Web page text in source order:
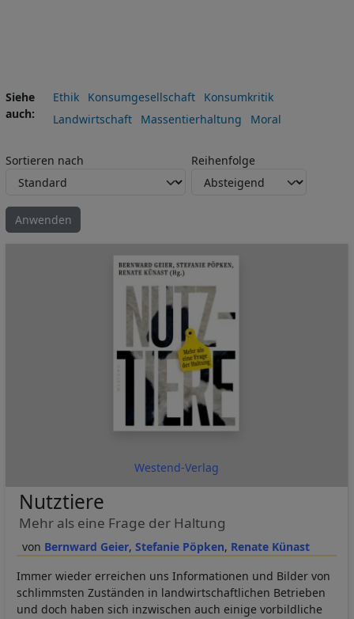
Siehe
auch
Ethik Konsumgesellschaft
Konsumkritik
Landwirtschaft
Massentierhaltung Moral
Sortieren nach Reihenfolge
Westend-Verlag
Bernward Geier Stefanie Pöpken Renate Künast
Nutztiere
Mehr als eine Frage der Haltung
Immer wieder erreichen uns Informationen und Bilder von
schlimmsten Zuständen in landwirtschaftlichen Betrieben
und doch haben sich inzwischen auch einige vorbildliche